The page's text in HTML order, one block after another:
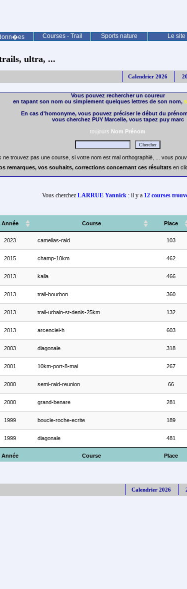
Courses - Trail Sports nature Le site
ultra, ...
Calendrier 2026
Vous pouvez rechercher un coureur
en tapant son nom ou simplement quelques lettres de son nom,
En cas d'homonyme, vous pouvez préciser le début du
vous cherchez PUY Marcelle, vous tapez puy marc
toujours Nom Prénom
ne trouvez pas une course, si votre nom est mal orthographié, ... vous
remarques, vos souhaits, corrections concernant ces résultats en
Vous cherchez LARRUE Yannick : il y a 12 courses
Année Course Place
Année Course Place
2023 camelias-raid 103
2015 champ-10km 462
2013 kalla 466
2013 trail-bourbon 360
2013 trail-urbain-st-denis-25km 132
2013 arcenciel-h 603
2003 diagonale 318
2001 10km-port-8-mai 267
2000 semi-raid-reunion 66
2000 grand-benare 281
1999 boucle-roche-ecrite 189
1999 diagonale 481
Calendrier 2026